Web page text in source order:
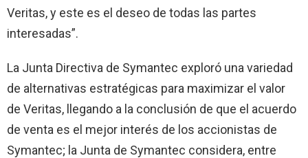
Veritas, y este es el deseo de todas las partes
interesadas”.
La Junta Directiva de Symantec exploró una variedad
de alternativas estratégicas para maximizar el valor
de Veritas, llegando a la conclusión de que el acuerdo
de venta es el mejor interés de los accionistas de
Symantec; la Junta de Symantec considera, entre